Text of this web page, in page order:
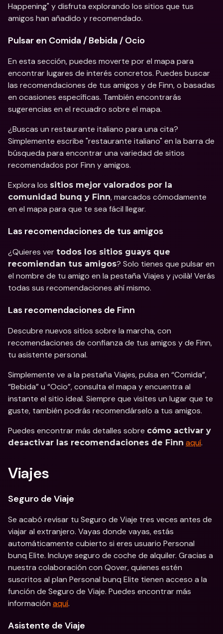
Happening" y disfruta explorando los sitios que tus
amigos han añadido y recomendado.
Pulsar en Comida / Bebida / Ocio
En esta sección, puedes moverte por el mapa para
encontrar lugares de interés concretos. Puedes buscar
las recomendaciones de tus amigos y de Finn, o basadas
en ocasiones específicas. También encontrarás
sugerencias en el recuadro sobre el mapa.
¿Buscas un restaurante italiano para una cita?
Simplemente escribe "restaurante italiano" en la barra de
búsqueda para encontrar una variedad de sitios
recomendados por Finn y amigos.
Explora los sitios mejor valorados por la
comunidad bunq y Finn, marcados cómodamente
en el mapa para que te sea fácil llegar.
Las recomendaciones de tus amigos
¿Quieres ver todos los sitios guays que
recomiendan tus amigos? Solo tienes que pulsar en
el nombre de tu amigo en la pestaña Viajes y ¡voilà! Verás
todas sus recomendaciones ahí mismo.
Las recomendaciones de Finn
Descubre nuevos sitios sobre la marcha, con
recomendaciones de confianza de tus amigos y de Finn,
tu asistente personal.
Simplemente ve a la pestaña Viajes, pulsa en “Comida”,
“Bebida” u “Ocio”, consulta el mapa y encuentra al
instante el sitio ideal. Siempre que visites un lugar que te
guste, también podrás recomendárselo a tus amigos.
Puedes encontrar más detalles sobre cómo activar y
desactivar las recomendaciones de Finn aquí.
Viajes
Seguro de Viaje
Se acabó revisar tu Seguro de Viaje tres veces antes de
viajar al extranjero. Vayas donde vayas, estás
automáticamente cubierto si eres usuario Personal
bunq Elite. Incluye seguro de coche de alquiler. Gracias a
nuestra colaboración con Qover, quienes estén
suscritos al plan Personal bunq Elite tienen acceso a la
función de Seguro de Viaje. Puedes encontrar más
información aquí.
Asistente de Viaje